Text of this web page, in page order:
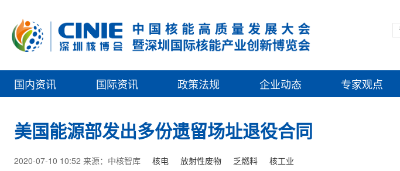
国内资讯 国际资讯 政策法规 企业动态 专家观点
美国能源部发出多份遗留场址退役合同
2020-07-10 10:52 来源：中核智库 核电 放射性废物 乏燃料 核工业